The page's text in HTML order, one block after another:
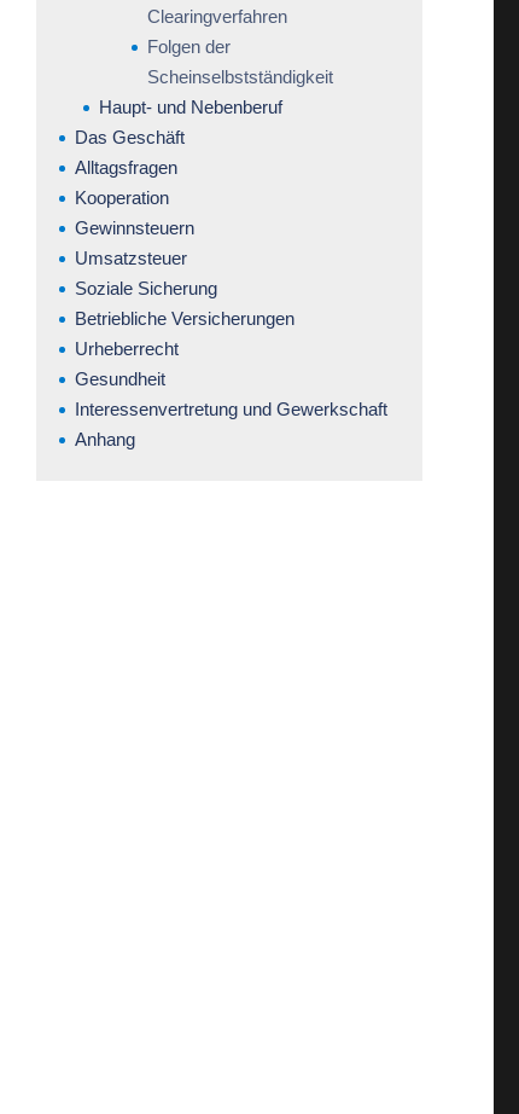
Clearingverfahren
Folgen der
Scheinselbstständigkeit
Haupt- und Nebenberuf
Das Geschäft
Alltagsfragen
Kooperation
Gewinnsteuern
Umsatzsteuer
Soziale Sicherung
Betriebliche Versicherungen
Urheberrecht
Gesundheit
Interessenvertretung und Gewerkschaft
Anhang